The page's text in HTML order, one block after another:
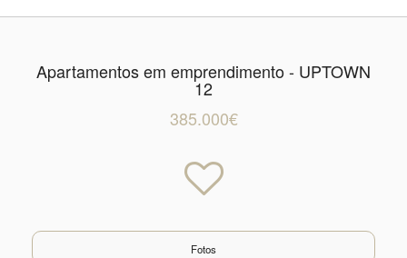
Apartamentos em emprendimento - UPTOWN
12
385.000€
Fotos